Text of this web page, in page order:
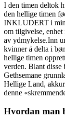
I den timen deltok
den hellige timen
INKLUDERT i
om tilgivelse, enhet
av ydmykelse.Inn
kvinner å delta i
hellige timen
verden. Blant disse
Gethsemane
Hellige Land,
denne
Hvordan man